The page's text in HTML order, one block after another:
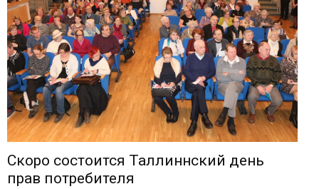
Скоро состоится Таллиннский день
прав потребителя